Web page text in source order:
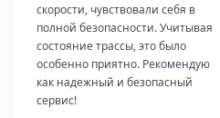
скорости, чувствовали себя в
полной безопасности. Учитывая
состояние трассы, это было
особенно приятно. Рекомендую
как надежный и безопасный
сервис!